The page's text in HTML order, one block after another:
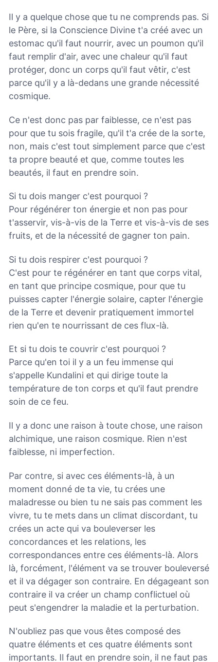
Il y a quelque chose que tu ne comprends pas. Si
le Père, si la Conscience Divine t'a créé avec un
estomac qu'il faut nourrir, avec un poumon qu'il
faut remplir d'air, avec une chaleur qu'il faut
protéger, donc un corps qu'il faut vêtir, c'est
parce qu'il y a là-dedans une grande nécessité
cosmique.
Ce n'est donc pas par faiblesse, ce n'est pas
pour que tu sois fragile, qu'il t'a crée de la sorte,
non, mais c'est tout simplement parce que c'est
ta propre beauté et que, comme toutes les
beautés, il faut en prendre soin.
Si tu dois manger c'est pourquoi ?
Pour régénérer ton énergie et non pas pour
t'asservir, vis-à-vis de la Terre et vis-à-vis de ses
fruits, et de la nécessité de gagner ton pain.
Si tu dois respirer c'est pourquoi ?
C'est pour te régénérer en tant que corps vital,
en tant que principe cosmique, pour que tu
puisses capter l'énergie solaire, capter l'énergie
de la Terre et devenir pratiquement immortel
rien qu'en te nourrissant de ces flux-là.
Et si tu dois te couvrir c'est pourquoi ?
Parce qu'en toi il y a un feu immense qui
s'appelle Kundalini et qui dirige toute la
température de ton corps et qu'il faut prendre
soin de ce feu.
Il y a donc une raison à toute chose, une raison
alchimique, une raison cosmique. Rien n'est
faiblesse, ni imperfection.
Par contre, si avec ces éléments-là, à un
moment donné de ta vie, tu crées une
maladresse ou bien tu ne sais pas comment les
vivre, tu te mets dans un climat discordant, tu
crées un acte qui va bouleverser les
concordances et les relations, les
correspondances entre ces éléments-là. Alors
là, forcément, l'élément va se trouver bouleversé
et il va dégager son contraire. En dégageant son
contraire il va créer un champ conflictuel où
peut s'engendrer la maladie et la perturbation.
N'oubliez pas que vous êtes composé des
quatre éléments et ces quatre éléments sont
importants. Il faut en prendre soin, il ne faut pas